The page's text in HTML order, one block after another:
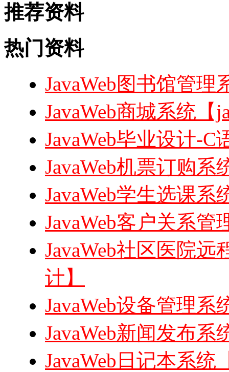
推荐资料
热门资料
JavaWeb图书馆管理
JavaWeb商城系统【
JavaWeb毕业设计-C
JavaWeb机票订购系
JavaWeb学生选课系
JavaWeb客户关系管
JavaWeb社区医院远
计】
JavaWeb设备管理系
JavaWeb新闻发布系
JavaWeb日记本系统